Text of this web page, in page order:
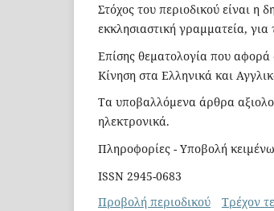
Στόχος του περιοδικού είναι
εκκλησιαστική γραμματεία,
Επίσης θεματολογία που αφορά
Κίνηση στα Ελληνικά και
Τα υποβαλλόμενα άρθρα
ηλεκτρονικά.
Πληροφορίες - Υποβολή
ISSN 2945-0683
Προβολή περιοδικού
Τρέχον